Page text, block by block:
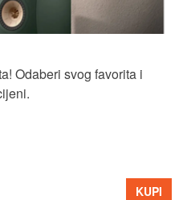
ugradnju u Zagrebu.
Harman Kardon zvukom
KUPI